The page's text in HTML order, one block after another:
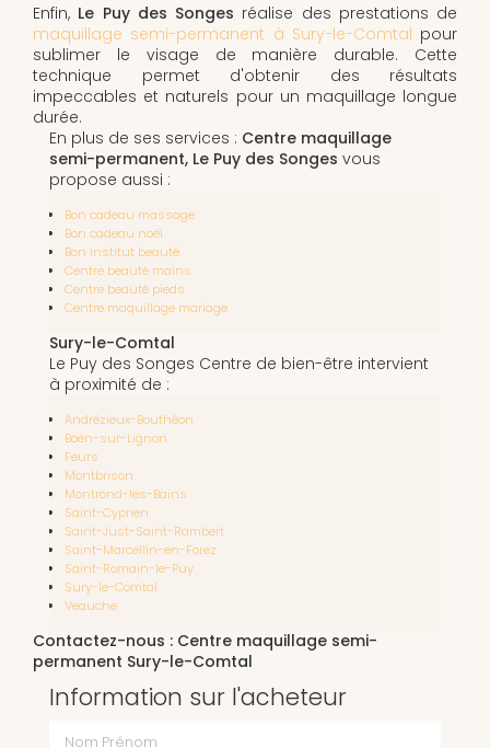
Enfin, Le Puy des Songes réalise des prestations de
maquillage semi-permanent à Sury-le-Comtal pour
sublimer le visage de manière durable. Cette
technique permet d'obtenir des résultats
impeccables et naturels pour un maquillage longue
durée.
En plus de ses services : Centre maquillage
semi-permanent, Le Puy des Songes vous
propose aussi :
Bon cadeau massage
Bon cadeau noël
Bon institut beauté
Centre beauté mains
Centre beauté pieds
Centre maquillage mariage
Sury-le-Comtal
Le Puy des Songes Centre de bien-être intervient
à proximité de :
Andrézieux-Bouthéon
Boën-sur-Lignon
Feurs
Montbrison
Montrond-les-Bains
Saint-Cyprien
Saint-Just-Saint-Rambert
Saint-Marcellin-en-Forez
Saint-Romain-le-Puy
Sury-le-Comtal
Veauche
Contactez-nous : Centre maquillage semi-
permanent Sury-le-Comtal
Information sur l'acheteur